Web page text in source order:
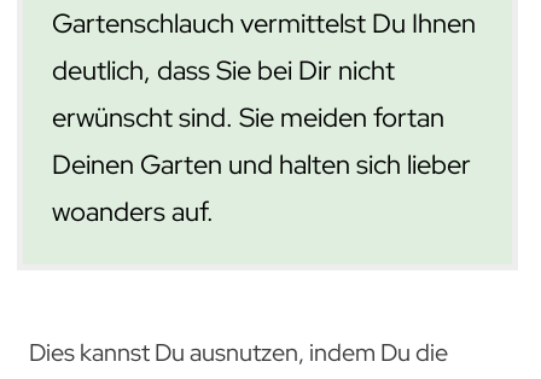
Gartenschlauch vermittelst Du Ihnen
deutlich, dass Sie bei Dir nicht
erwünscht sind. Sie meiden fortan
Deinen Garten und halten sich lieber
woanders auf.
Dies kannst Du ausnutzen, indem Du die